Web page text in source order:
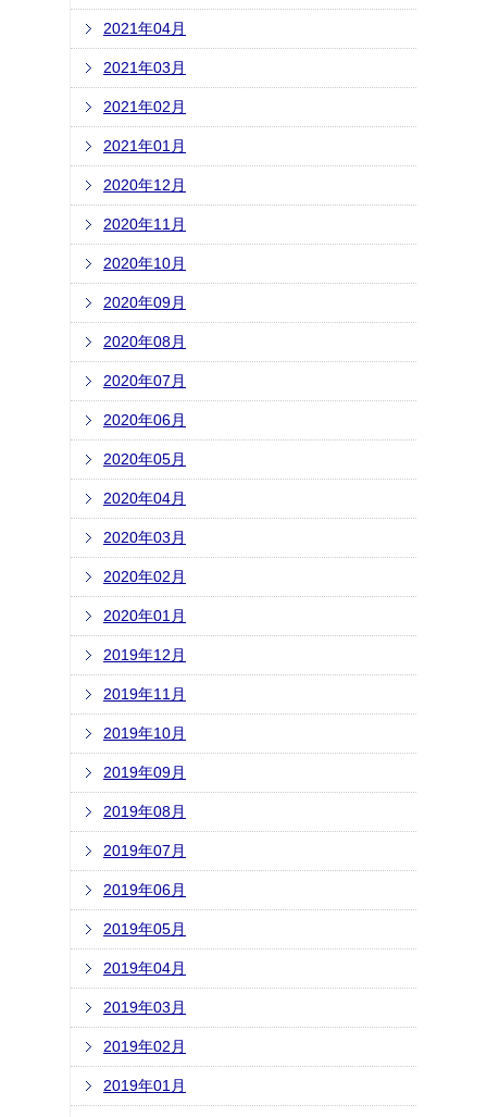
2021年04月
2021年03月
2021年02月
2021年01月
2020年12月
2020年11月
2020年10月
2020年09月
2020年08月
2020年07月
2020年06月
2020年05月
2020年04月
2020年03月
2020年02月
2020年01月
2019年12月
2019年11月
2019年10月
2019年09月
2019年08月
2019年07月
2019年06月
2019年05月
2019年04月
2019年03月
2019年02月
2019年01月